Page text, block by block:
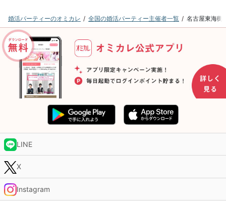
婚活パーティーのオミカレ 全国の婚活パーティー主催者一覧 名古屋東海街
LINE
X
Instagram